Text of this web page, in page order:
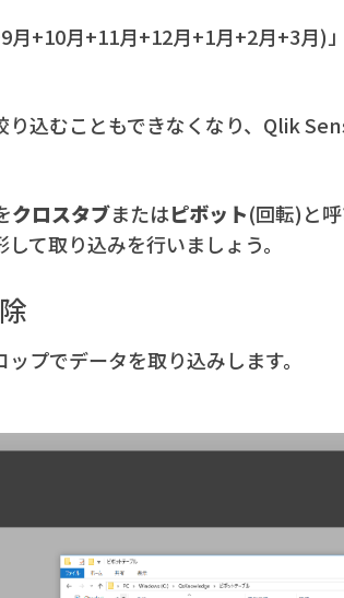
月+10月+11月+12月+1月+2月+3月)
込むこともできなくなり、Qlik
クロスタブまたはピボット(回転)と呼
て取り込みを行いましょう。
プでデータを取り込みします。